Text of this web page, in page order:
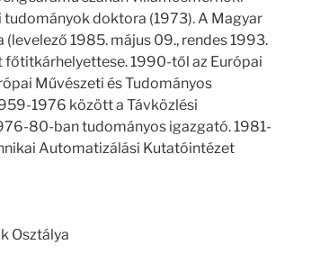
doktora (1973). A Magyar
1985. május 09., rendes 1993.
főtitkárhelyettese. 1990-től az Európai
Művészeti és Tudományos
1976 között a Távközlési
80-ban tudományos igazgató. 1981-
Automatizálási Kutatóintézet
Osztálya